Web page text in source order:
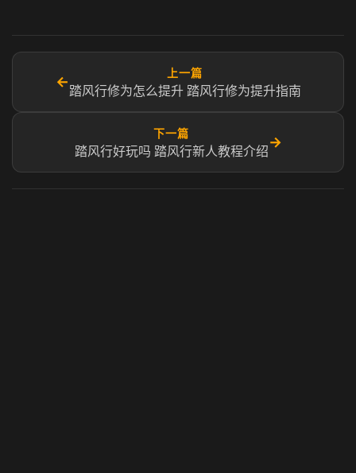
←
上一篇
踏风行修为怎么提升 踏风行修为提升指南
下一篇
踏风行好玩吗 踏风行新人教程介绍
→